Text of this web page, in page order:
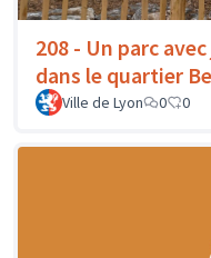
208 - Un parc
dans le quartier
Ville de Lyon 0 0